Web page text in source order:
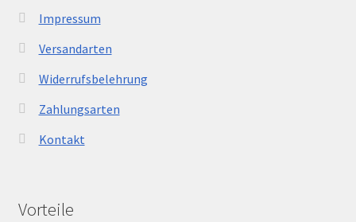
Impressum
Versandarten
Widerrufsbelehrung
Zahlungsarten
Kontakt
Vorteile